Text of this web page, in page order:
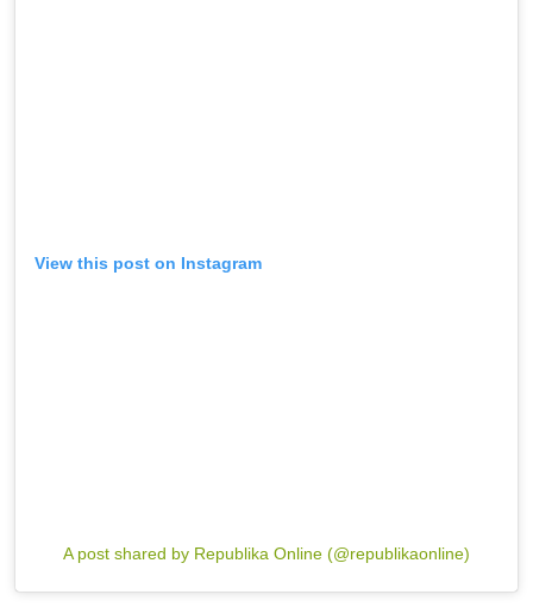
View this post on Instagram
A post shared by Republika Online (@republikaonline)